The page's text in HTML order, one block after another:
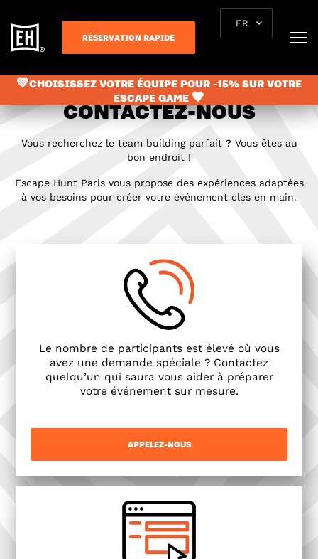
RÉSERVATION RAPIDE
FR
💚CHOISISSEZ VOTRE ÉQUIPE POUR -15% SUR VOTRE
ESCAPE GAME 🖤
CONTACTEZ-NOUS
Vous recherchez le team building parfait ? Vous êtes au
bon endroit !
Escape Hunt Paris vous propose des expériences adaptées
à vos besoins pour créer votre événement clés en main.
Le nombre de participants est élevé où vous
avez une demande spéciale ? Contactez
quelqu’un qui saura vous aider à préparer
votre événement sur mesure.
APPELEZ-NOUS